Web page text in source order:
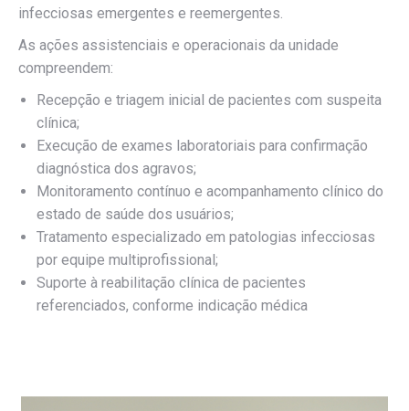
infecciosas emergentes e reemergentes.
As ações assistenciais e operacionais da unidade
compreendem:
Recepção e triagem inicial de pacientes com suspeita
clínica;
Execução de exames laboratoriais para confirmação
diagnóstica dos agravos;
Monitoramento contínuo e acompanhamento clínico do
estado de saúde dos usuários;
Tratamento especializado em patologias infecciosas
por equipe multiprofissional;
Suporte à reabilitação clínica de pacientes
referenciados, conforme indicação médica